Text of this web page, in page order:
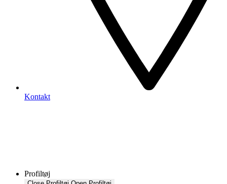
Kontakt
Profiltøj